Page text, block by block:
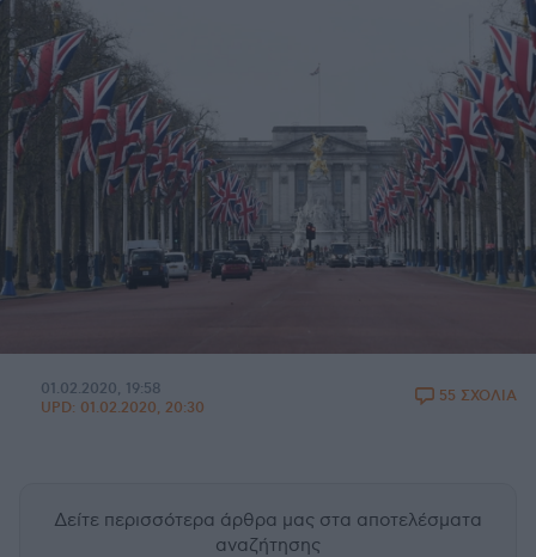
01.02.2020, 19:58
UPD: 01.02.2020, 20:30
55 ΣΧΟΛΙΑ
Δείτε περισσότερα άρθρα μας στα αποτελέσματα
αναζήτησης